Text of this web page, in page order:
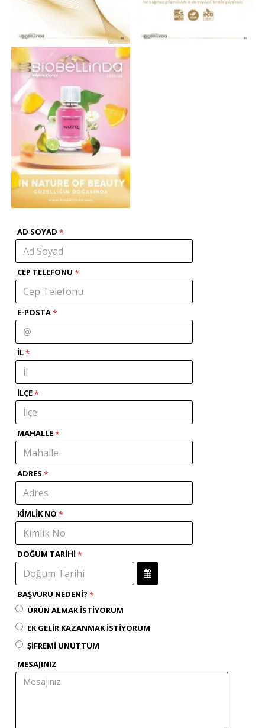
AD SOYAD
CEP TELEFONU
E-POSTA
İL
İLÇE
MAHALLE
ADRES
KIMLIK NO
DOĞUM TARIHI
BAŞVURU NEDENI?
ÜRÜN ALMAK İSTIYORUM
EK GELIR KAZANMAK İSTIYORUM
ŞIFREMI UNUTTUM
MESAJINIZ